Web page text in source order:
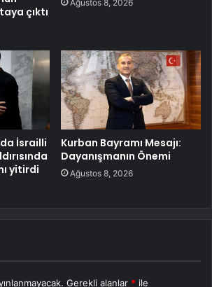
çıktı
Ağustos 8, 2026
İsrailli
yitirdi
Kurban Bayramı Mesajı:
Dayanışmanın Önemi
Ağustos 8, 2026
Gerekli alanlar * ile